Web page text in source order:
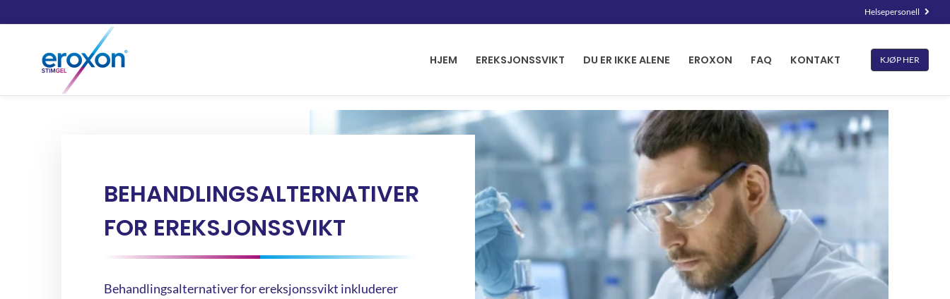
Helsepersonell
KJØP HER
HJEM EREKSJONSSVIKT DU ER IKKE ALENE EROXON FAQ KONTAKT
BEHANDLINGSALTERNATIVER
FOR EREKSJONSSVIKT
Behandlingsalternativer for ereksjonssvikt inkluderer